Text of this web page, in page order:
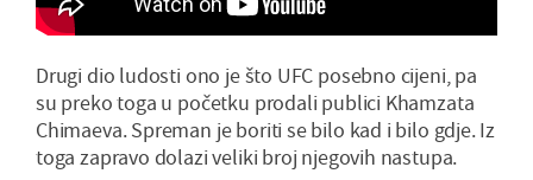
Drugi dio ludosti ono je što UFC posebno cijeni, pa
su preko toga u početku prodali publici Khamzata
Chimaeva. Spreman je boriti se bilo kad i bilo gdje. Iz
toga zapravo dolazi veliki broj njegovih nastupa.